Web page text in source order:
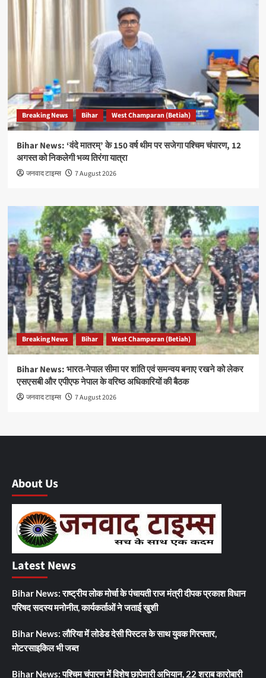
Breaking News Bihar West Champaran (Betiah)
Bihar News: ‘वंदे मातरम्’ के 150 वर्ष थीम पर सजेगा पश्चिम चंपारण, 12
अगस्त को निकलेगी भव्य तिरंगा यात्रा
जनवाद टाइम्स 7 August 2026
Breaking News Bihar West Champaran (Betiah)
Bihar News: भारत-नेपाल सीमा पर शांति एवं समन्वय बनाए रखने को लेकर
एसएसबी और एपीएफ नेपाल के वरिष्ठ अधिकारियों की बैठक
जनवाद टाइम्स 7 August 2026
About Us
Latest News
Bihar News: राष्ट्रीय लोक मोर्चा के पंचायती राज मंत्री दीपक प्रकाश विधान
परिषद सदस्य मनोनीत, कार्यकर्ताओं ने जताई खुशी
Bihar News: लौरिया में लोडेड देसी पिस्टल के साथ युवक गिरफ्तार,
मोटरसाइकिल भी जब्त
Bihar News: पश्चिम चंपारण में विशेष छापेमारी अभियान, 22 शराब कारोबारी